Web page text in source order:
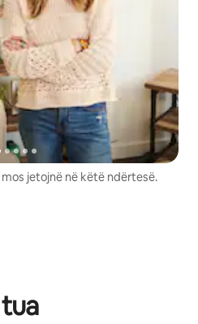
jetojnë në këtë ndërtesë.